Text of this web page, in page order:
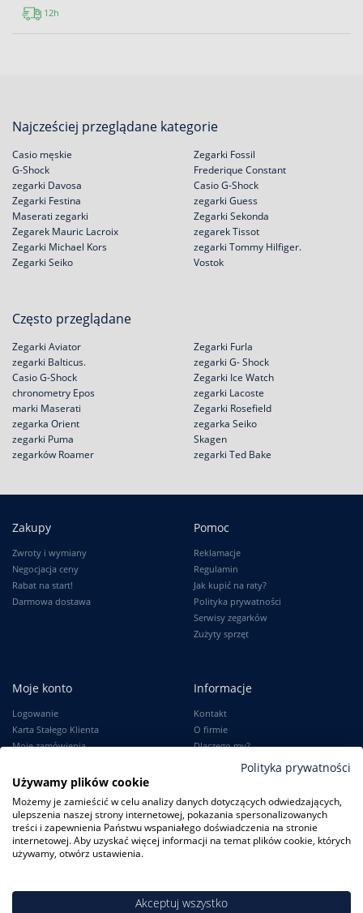
12h
Najcześciej przeglądane kategorie
Casio męskie
G-Shock
zegarki Davosa
Zegarki Festina
Zegarki Fossil
Frederique Constant
Casio G-Shock
zegarki Guess
Maserati zegarki
Zegarek Mauric Lacroix
Zegarki Michael Kors
Zegarki Seiko
Zegarki Sekonda
zegarek Tissot
zegarki Tommy Hilfiger.
Vostok
Często przeglądane
Zegarki Aviator
zegarki Balticus.
Casio G-Shock
chronometry Epos
Zegarki Furla
zegarki G- Shock
Zegarki Ice Watch
zegarki Lacoste
marki Maserati
zegarka Orient
zegarki Puma
zegarków Roamer
Zegarki Rosefield
zegarka Seiko
Skagen
zegarki Ted Bake
Zakupy
Zwroty i wymiany
Negocjacja ceny
Rabat na start!
Darmowa dostawa
Pomoc
Reklamacje
Regulamin
Jak kupić na raty?
Polityka prywatności
Serwisy zegarków
Zużyty sprzęt
Moje konto
Logowanie
Karta Stałego Klienta
Moje zamówienia
Informacje
Kontakt
O firmie
Dlaczego my?
Polityka prywatności
Używamy plików cookie
Możemy je zamieścić w celu analizy danych dotyczących odwiedzających,
ulepszenia naszej strony internetowej, pokazania spersonalizowanych
treści i zapewnienia Państwu wspaniałego doświadczenia na stronie
internetowej. Aby uzyskać więcej informacji na temat plików cookie, których
używamy, otwórz ustawienia.
Akceptuj wszystko